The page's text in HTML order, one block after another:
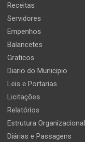
Receitas
Servidores
Empenhos
Balancetes
Graficos
Diario do Municipio
Leis e Portarias
Licitações
Relatórios
Estrutura Organizacional
Diárias e Passagens